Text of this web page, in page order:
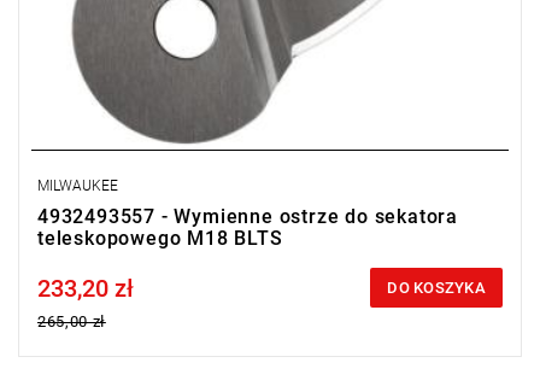
MILWAUKEE
4932493557 - Wymienne ostrze do sekatora
teleskopowego M18 BLTS
Price tax included
233,20 zł
265,00 zł
DO KOSZYKA